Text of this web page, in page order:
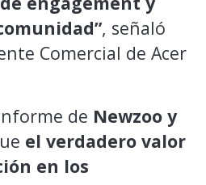
, señaló
Comercial de Acer
de Newzoo y
el verdadero valor
en los